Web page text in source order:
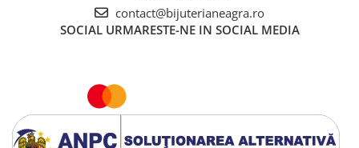
contact@bijuterianeagra.ro
SOCIAL URMARESTE-NE IN SOCIAL MEDIA